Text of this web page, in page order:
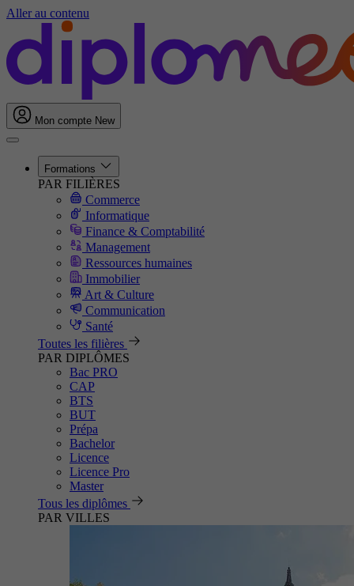
Aller au contenu
Mon compte New
Formations
PAR FILIÈRES
Commerce
Informatique
Finance & Comptabilité
Management
Ressources humaines
Immobilier
Art & Culture
Communication
Santé
Toutes les filières
PAR DIPLÔMES
Bac PRO
CAP
BTS
BUT
Prépa
Bachelor
Licence
Licence Pro
Master
Tous les diplômes
PAR VILLES